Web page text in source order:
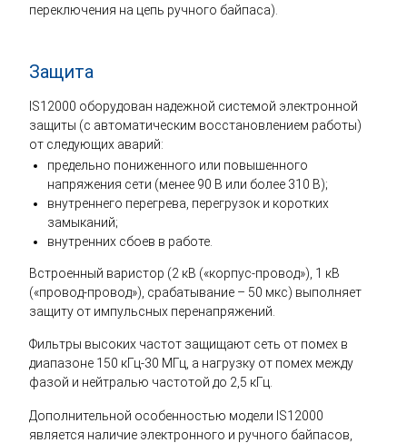
переключения на цепь ручного байпаса).
Защита
IS12000 оборудован надежной системой электронной
защиты (с автоматическим восстановлением работы)
от следующих аварий:
предельно пониженного или повышенного
напряжения сети (менее 90 В или более 310 В);
внутреннего перегрева, перегрузок и коротких
замыканий;
внутренних сбоев в работе.
Встроенный варистор (2 кВ («корпус-провод»), 1 кВ
(«провод-провод»), срабатывание – 50 мкс) выполняет
защиту от импульсных перенапряжений.
Фильтры высоких частот защищают сеть от помех в
диапазоне 150 кГц-30 МГц, а нагрузку от помех между
фазой и нейтралью частотой до 2,5 кГц.
Дополнительной особенностью модели IS12000
является наличие электронного и ручного байпасов,